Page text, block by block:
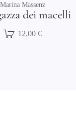
Valerio Mello
Dissolvenze
12,00 €